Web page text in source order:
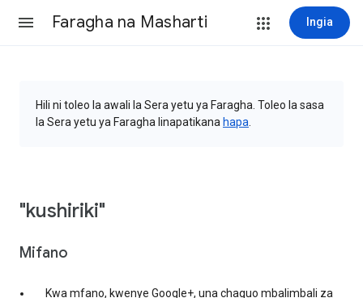
Faragha na Masharti Ingia
Hili ni toleo la awali la Sera yetu ya Faragha. Toleo la sasa
la Sera yetu ya Faragha linapatikana hapa
"kushiriki"
Mifano
Kwa mfano, kwenye Google+, una chaguo mbalimbali za